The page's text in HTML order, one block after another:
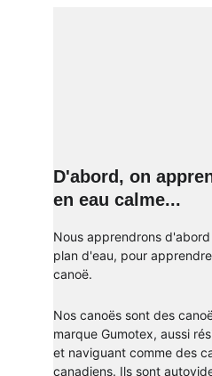
D'abord, on
en eau calme...
Nous apprendrons
plan d'eau, pour
canoë.
Nos canoës sont des
marque Gumotex, aussi
et naviguant comme des
canadiens. Ils sont